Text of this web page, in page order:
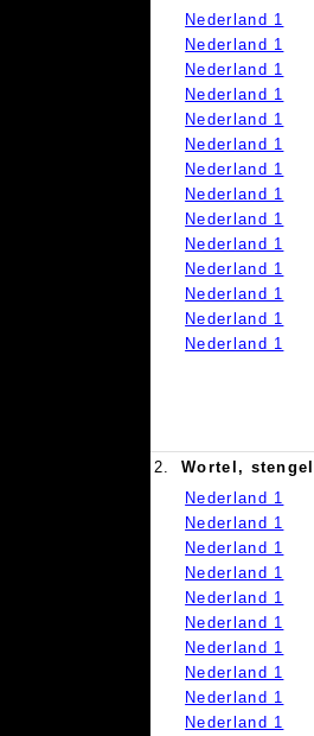
Nederland 1
Nederland 1
Nederland 1
Nederland 1
Nederland 1
Nederland 1
Nederland 1
Nederland 1
Nederland 1
Nederland 1
Nederland 1
Nederland 1
Nederland 1
Nederland 1
2.
Wortel,
Nederland 1
Nederland 1
Nederland 1
Nederland 1
Nederland 1
Nederland 1
Nederland 1
Nederland 1
Nederland 1
Nederland 1